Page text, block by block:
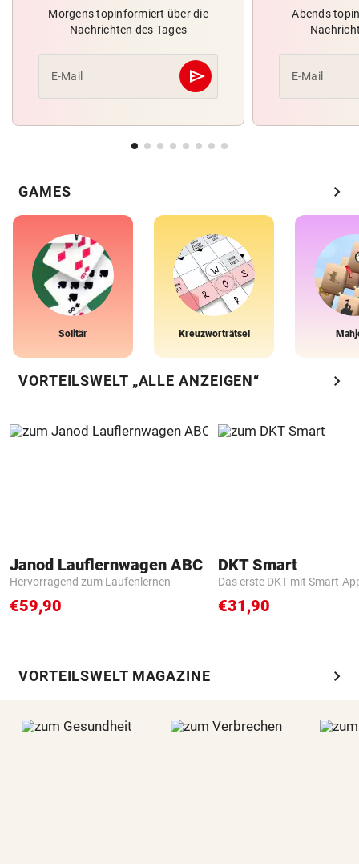
Morgens topinformiert über die
Nachrichten des Tages
E-Mail send
Abschicken
Abends
E-Mail
GAMES chevron_right
Solitär Kreuzworträtsel
VORTEILSWELT „ALLE ANZEIGEN“ chevron_right
Janod Lauflernwagen ABC
Hervorragend zum Laufenlernen
€59,90
DKT Smart
Das erste DKT mit Smart-
€31,90
VORTEILSWELT MAGAZINE chevron_right